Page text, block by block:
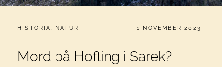
CATEGORIES:
HISTORIA , NATUR PUBLICERAT
1 NOVEMBER 2023
Mord på Hofling i Sarek?